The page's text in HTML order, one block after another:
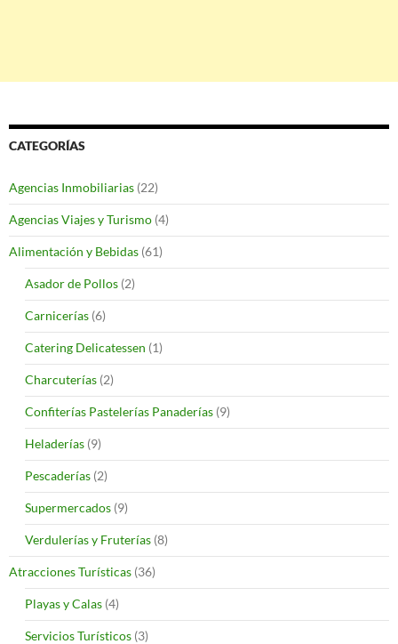
CATEGORÍAS
Agencias Inmobiliarias (22)
Agencias Viajes y Turismo (4)
Alimentación y Bebidas (61)
Asador de Pollos (2)
Carnicerías (6)
Catering Delicatessen (1)
Charcuterías (2)
Confiterías Pastelerías Panaderías (9)
Heladerías (9)
Pescaderías (2)
Supermercados (9)
Verdulerías y Fruterías (8)
Atracciones Turísticas (36)
Playas y Calas (4)
Servicios Turísticos (3)